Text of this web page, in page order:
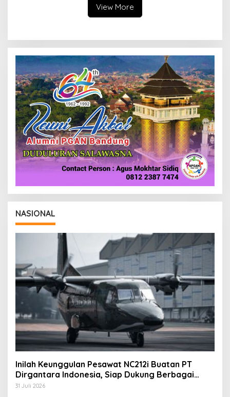
View More
NASIONAL
Inilah Keunggulan Pesawat NC212i Buatan PT
Dirgantara Indonesia, Siap Dukung Berbagai
Operasi TNI
31 Juli 2026